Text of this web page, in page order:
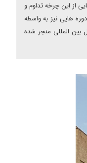
از این چرخه تداوم و
هایی نیز به واسطه
بین المللی منجر شده